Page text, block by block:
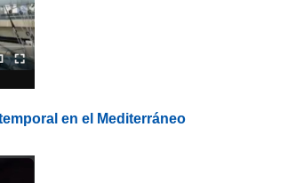
en el Mediterráneo